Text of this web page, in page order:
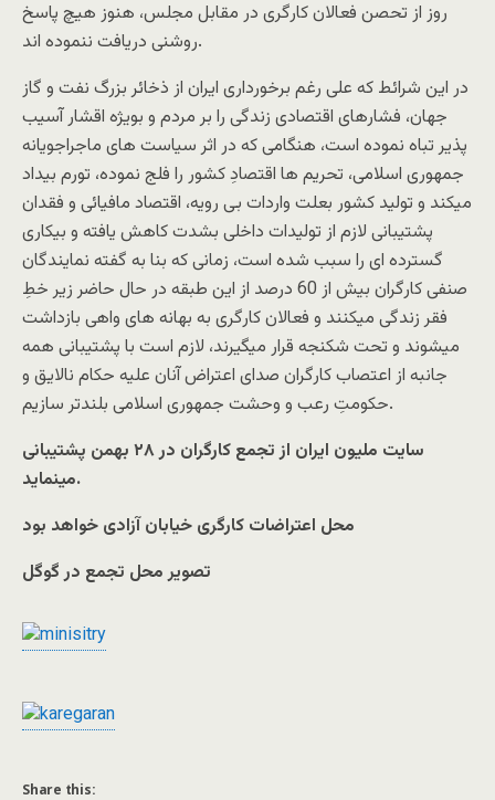
روز از تحصن فعالان کارگری در مقابل مجلس، هنوز هیچ پاسخ
روشنی دریافت ننموده اند.
در این شرائط که علی رغم برخورداری ایران از ذخائر بزرگ نفت و گاز
جهان، فشارهای اقتصادی زندگی را بر مردم و بویژه اقشار آسیب
پذیر تباه نموده است، هنگامی که در اثر سیاست های ماجراجویانه
جمهوری اسلامی، تحریم ها اقتصادِ کشور را فلج نموده، تورم بیداد
میکند و تولید کشور بعلت واردات بی رویه، اقتصاد مافیائی و فقدان
پشتیبانی لازم از تولیدات داخلی بشدت کاهش یافته و بیکاری
گسترده ای را سبب شده است، زمانی که بنا به گفته نمایندگان
صنفی کارگران بيش از 60 درصد از این طبقه در حال حاضر زیر خطِ
فقر زندگی میکنند و فعالان کارگری به بهانه های واهی بازداشت
میشوند و تحت شکنجه قرار میگیرند، لازم است با پشتیبانی همه
جانبه از اعتصاب کارگران صدای اعتراض آنان علیه حکام نالایق و
حکومتِ رعب و وحشت جمهوری اسلامی بلندتر سازیم.
سایت ملیون ایران از تجمع کارگران در ۲۸ بهمن پشتیبانی
مینماید.
محل اعتراضات کارگری خیابان آزادی خواهد بود
تصویر محل تجمع در گوگل
Share this: